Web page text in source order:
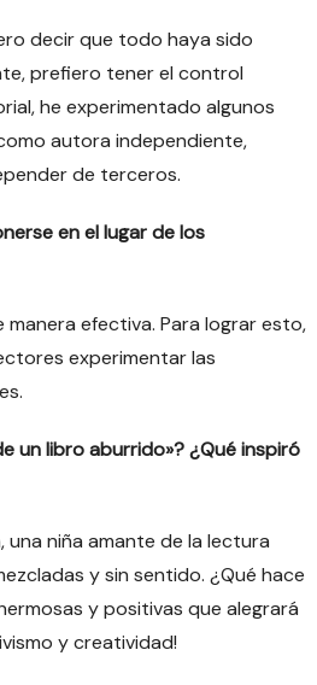
decir que todo haya sido
prefiero tener el control
he experimentado algunos
autora independiente,
de terceros.
en el lugar de los
efectiva. Para lograr esto,
experimentar las
un libro aburrido»? ¿Qué inspiró
niña amante de la lectura
y sin sentido. ¿Qué hace
y positivas que alegrará
y creatividad!